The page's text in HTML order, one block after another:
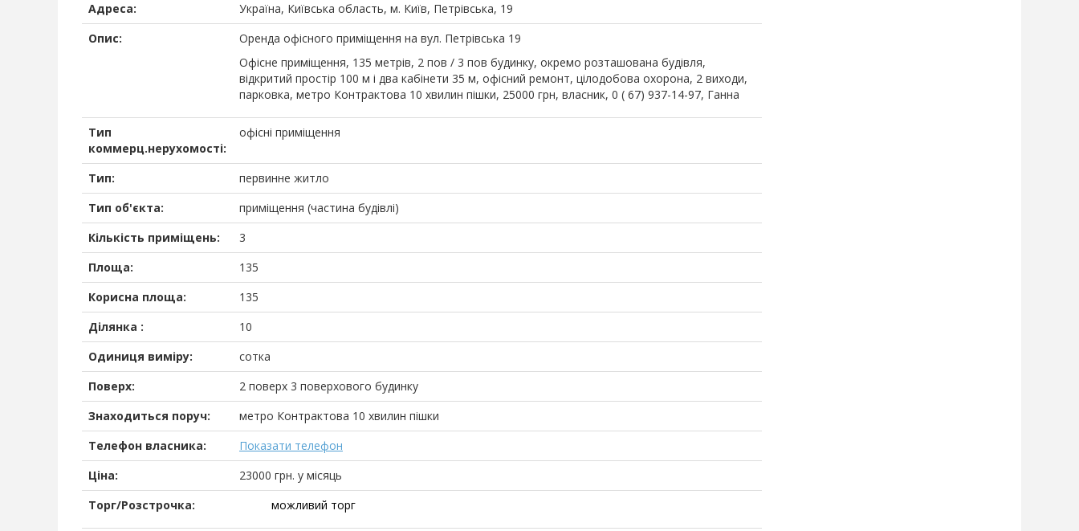
Адреса:
Україна, Київська область, м. Київ, Петрівська, 19
Опис:
Оренда офісного приміщення на вул. Петрівська 19
Офісне приміщення, 135 метрів, 2 пов / 3 пов будинку, окремо розташована будівля,
відкритий простір 100 м і два кабінети 35 м, офісний ремонт, цілодобова охорона, 2 виходи,
парковка, метро Контрактова 10 хвилин пішки, 25000 грн, власник, 0 ( 67) 937-14-97, Ганна
Тип
коммерц.нерухомості:
офісні приміщення
Тип:
первинне житло
Тип об'єкта:
приміщення (частина будівлі)
Кількість приміщень:
3
Площа:
135
Корисна площа:
135
Ділянка :
10
Одиниця виміру:
сотка
Поверх:
2 поверх 3 поверхового будинку
Знаходиться поруч:
метро Контрактова 10 хвилин пішки
Телефон власника:
Показати телефон
Ціна:
23000 грн. у місяць
Торг/Розстрочка:
можливий торг